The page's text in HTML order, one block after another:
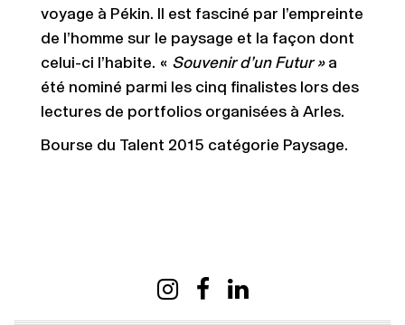
voyage à Pékin. Il est fasciné par l’empreinte
de l’homme sur le paysage et la façon dont
celui-ci l’habite. « Souvenir d’un Futur »a
été nominé parmi les cinq finalistes lors des
lectures de portfolios organisées à Arles.
Bourse du Talent 2015 catégorie Paysage.